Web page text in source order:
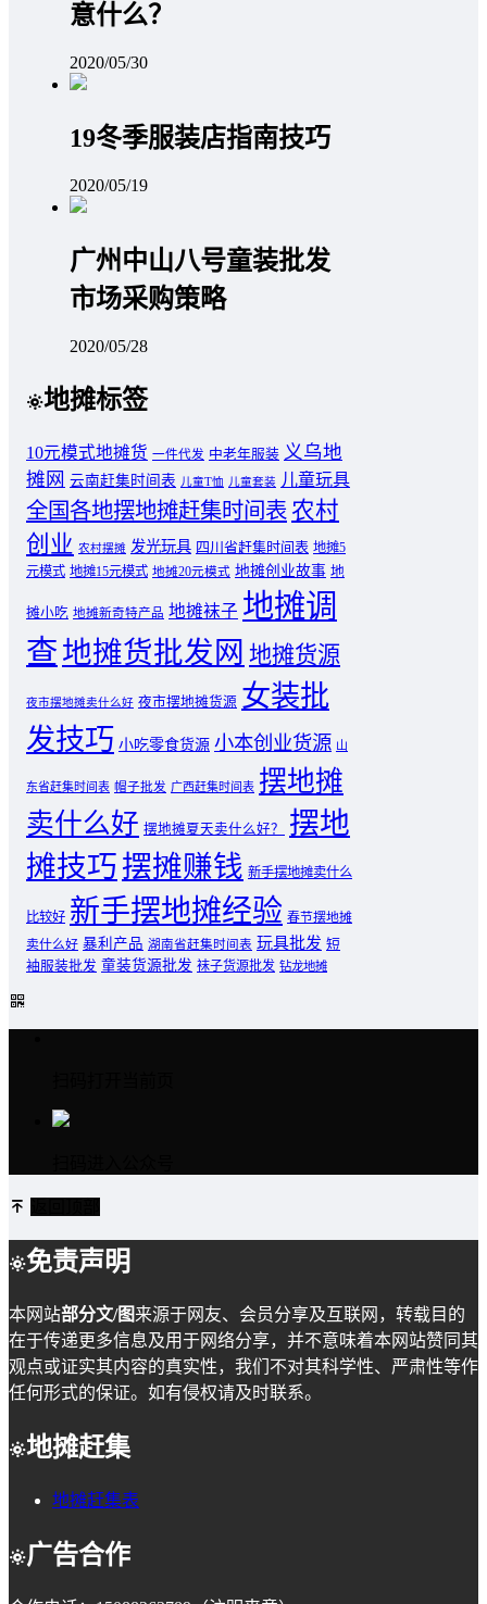
意什么？
2020/05/30
19冬季服装店指南技巧
2020/05/19
广州中山八号童装批发
市场采购策略
2020/05/28
地摊标签
10元模式地摊货 一件代发 中老年服装 义乌地
摊网 云南赶集时间表 儿童T恤 儿童套装 儿童玩具
全国各地摆地摊赶集时间表 农村
创业 农村摆摊 发光玩具 四川省赶集时间表 地摊5
元模式 地摊15元模式 地摊20元模式 地摊创业故事 地
摊小吃 地摊新奇特产品 地摊袜子 地摊调
查地摊货批发网 地摊货源
夜市摆地摊卖什么好 夜市摆地摊货源 女装批
发技巧 小吃零食货源 小本创业货源 山
东省赶集时间表 帽子批发 广西赶集时间表 摆地摊
卖什么好 摆地摊夏天卖什么好？
摆地
摊技巧 摆摊赚钱 新手摆地摊卖什么
比较好 新手摆地摊经验 春节摆地摊
卖什么好 暴利产品 湖南省赶集时间表 玩具批发 短
袖服装批发 童装货源批发 袜子货源批发 钻龙地摊
免责声明
本网站部分文/图来源于网友、会员分享及互联网，转载目的
在于传递更多信息及用于网络分享，并不意味着本网站赞同其
观点或证实其内容的真实性，我们不对其科学性、严肃性等作
任何形式的保证。如有侵权请及时联系。
地摊赶集
地摊赶集表
广告合作